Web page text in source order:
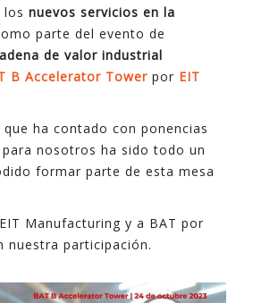
los nuevos servicios en la
parte del evento de
de valor industrial
B Accelerator Tower por EIT
ha contado con ponencias
nosotros ha sido todo un
formar parte de esta mesa
Manufacturing y a BAT por
nuestra participación.